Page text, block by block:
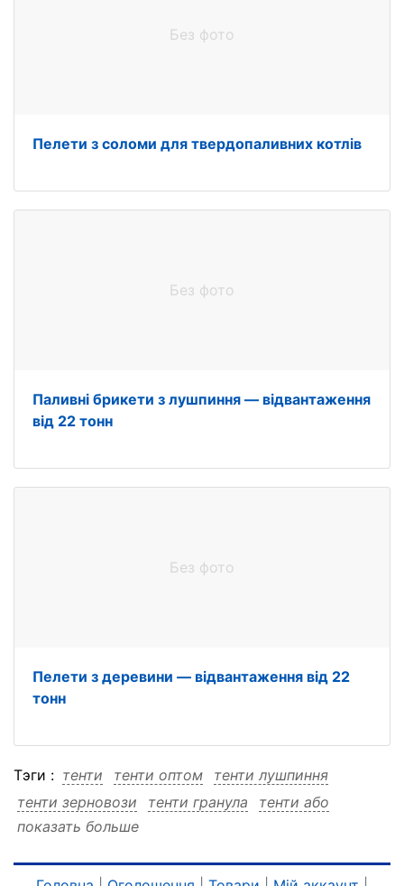
Без фото
Пелети з соломи для твердопаливних котлів
Без фото
Паливні брикети з лушпиння — відвантаження
від 22 тонн
Без фото
Пелети з деревини — відвантаження від 22
тонн
Тэги : тенти тенти оптом
тенти лушпиння
тенти зерновози
тенти гранула
тенти або
тенти або оптом
показать больше